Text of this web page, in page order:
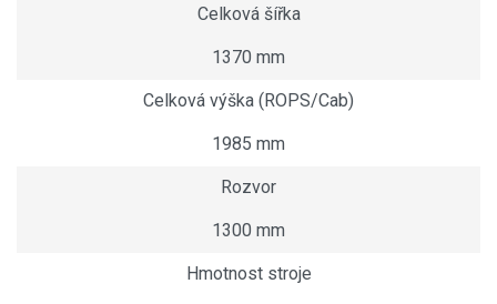
Celková šířka
1370 mm
Celková výška (ROPS/Cab)
1985 mm
Rozvor
1300 mm
Hmotnost stroje